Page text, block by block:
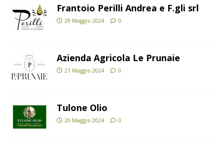
Frantoio Perilli Andrea e F.gli srl
29 Maggio 2024 0
Azienda Agricola Le Prunaie
21 Maggio 2024 0
Tulone Olio
20 Maggio 2024 0